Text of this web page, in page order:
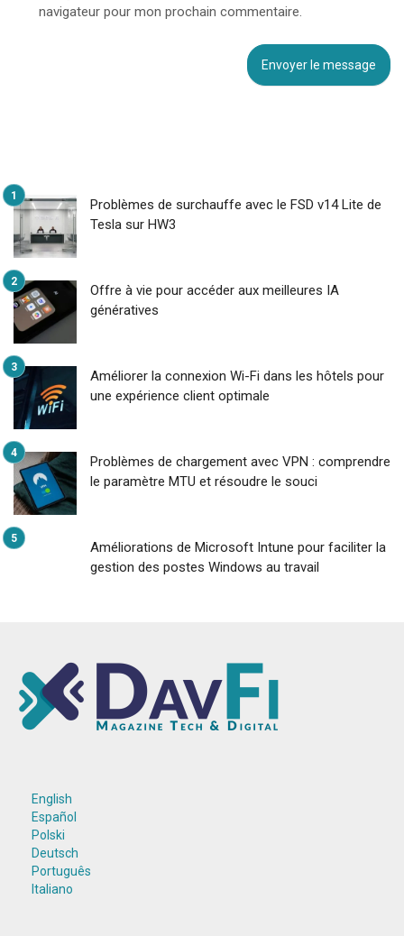
navigateur pour mon prochain commentaire.
Problèmes de surchauffe avec le FSD v14 Lite de
Tesla sur HW3
Offre à vie pour accéder aux meilleures IA
génératives
Améliorer la connexion Wi-Fi dans les hôtels pour
une expérience client optimale
Problèmes de chargement avec VPN : comprendre
le paramètre MTU et résoudre le souci
Améliorations de Microsoft Intune pour faciliter la
gestion des postes Windows au travail
English
Español
Polski
Deutsch
Português
Italiano